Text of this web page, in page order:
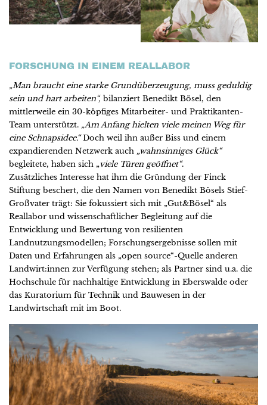
FORSCHUNG IN EINEM REALLABOR
„Man braucht eine starke Grundüberzeugung, muss geduldig
sein und hart arbeiten“, bilanziert Benedikt Bösel, den
mittlerweile ein 30-köpfiges Mitarbeiter- und Praktikanten-
Team unterstützt. „Am Anfang hielten viele meinen Weg für
eine Schnapsidee.“Doch weil ihn außer Biss und einem
expandierenden Netzwerk auch „wahnsinniges Glück“
begleitete, haben sich „viele Türen geöffnet“.
Zusätzliches Interesse hat ihm die Gründung der Finck
Stiftung beschert, die den Namen von Benedikt Bösels Stief-
Großvater trägt: Sie fokussiert sich mit „Gut&Bösel“ als
Reallabor und wissenschaftlicher Begleitung auf die
Entwicklung und Bewertung von resilienten
Landnutzungsmodellen; Forschungsergebnisse sollen mit
Daten und Erfahrungen als „open source“-Quelle anderen
Landwirt:innen zur Verfügung stehen; als Partner sind u.a. die
Hochschule für nachhaltige Entwicklung in Eberswalde oder
das Kuratorium für Technik und Bauwesen in der
Landwirtschaft mit im Boot.